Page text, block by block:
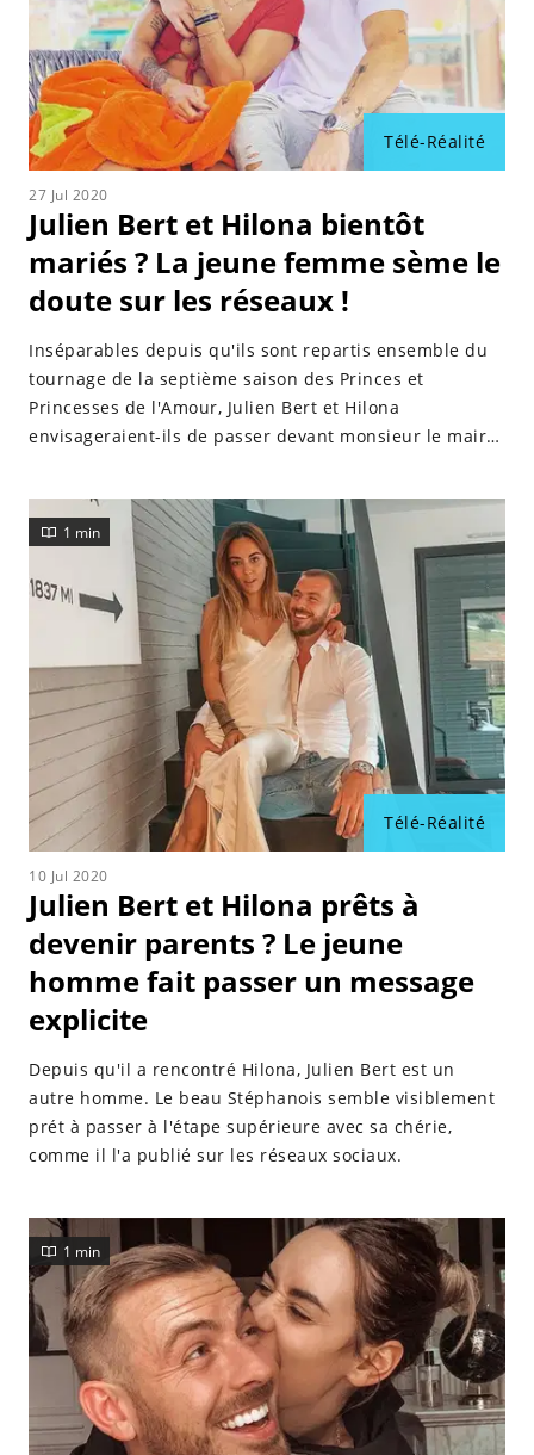
Télé-Réalité
27 Jul 2020
Julien Bert et Hilona bientôt
mariés ? La jeune femme sème le
doute sur les réseaux !
Inséparables depuis qu'ils sont repartis ensemble du
tournage de la septième saison des Princes et
Princesses de l'Amour, Julien Bert et Hilona
envisageraient-ils de passer devant monsieur le maire
prêt à passer à l'étape supérieure…
Télé-Réalité
1 min
10 Jul 2020
Julien Bert et Hilona prêts à
devenir parents ? Le jeune
homme fait passer un message
explicite
Depuis qu'il a rencontré Hilona, Julien Bert est un
autre homme. Le beau Stéphanois semble visiblement
prét à passer à l'étape supérieure avec sa chérie,
comme il l'a publié sur les réseaux sociaux.
1 min